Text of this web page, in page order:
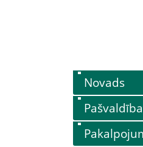
Novads
Pašvaldība